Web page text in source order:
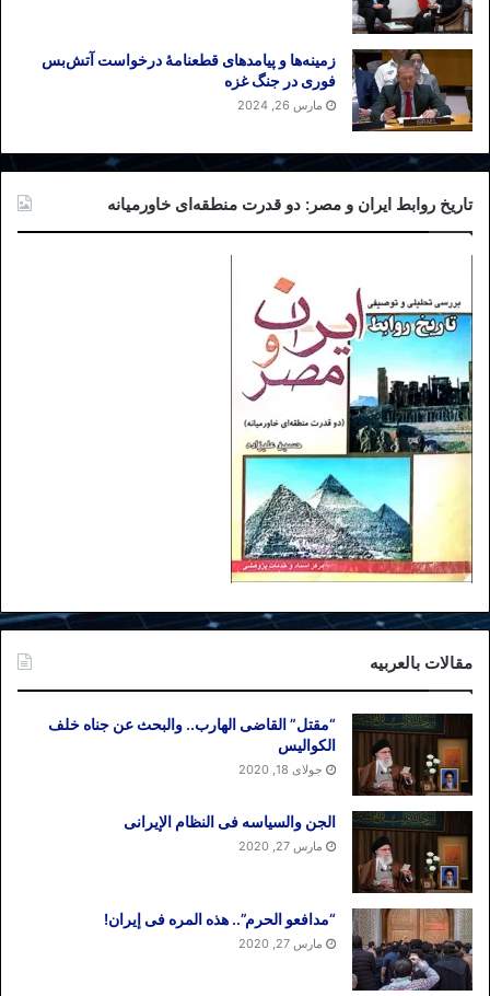
زمینه‌ها و پیامدهای قطعنامهٔ درخواست آتش‌بس
فوری در جنگ غزه
مارس 26, 2024
تاریخ روابط ایران و مصر: دو قدرت منطقه‌ای خاورمیانه
مقالات بالعربیه
“مقتل” القاضی الهارب.. والبحث عن جناه خلف
الکوالیس
جولای 18, 2020
الجن والسیاسه فی النظام اﻹیرانی
مارس 27, 2020
“مدافعو الحرم”.. هذه المره فی إیران!
مارس 27, 2020